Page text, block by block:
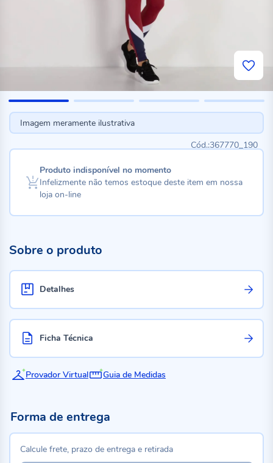
Imagem meramente ilustrativa
367770_190
Produto indisponível no momento
Infelizmente não temos estoque deste item em nossa
loja on-line
Sobre o produto
Detalhes
Ficha Técnica
Provador Virtual Guia de Medidas
Forma de entrega
Calcule frete, prazo de entrega e retirada